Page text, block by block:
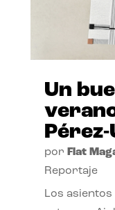
Un
por Flat
Reportaje
Los